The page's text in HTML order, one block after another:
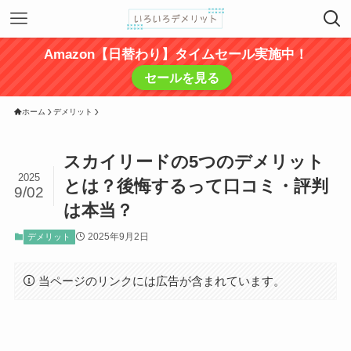
Amazon【日替わり】タイムセール実施中！
セールを見る
ホーム デメリット
スカイリードの5つのデメリット
とは？後悔するって口コミ・評判
は本当？
2025
9/02
デメリット 2025年9月2日
当ページのリンクには広告が含まれています。